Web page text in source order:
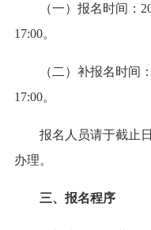
（一）报名时间：
17:00。
（二）补报名时间
17:00。
报名人员请于截止
办理。
三、报名程序